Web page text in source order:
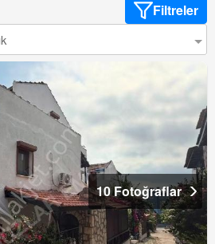
Filtreler
10 Fotoğraflar